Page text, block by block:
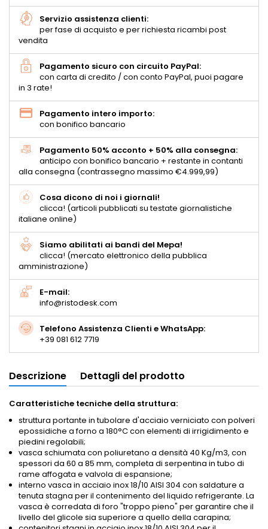
Servizio assistenza clienti:
per fase di acquisto e per richiesta ricambi post
vendita
Pagamento sicuro con circuito PayPal:
con carta di credito / con conto PayPal, puoi pagare
in 3 rate!
Pagamento intero importo:
con bonifico bancario
Pagamento 50% acconto + 50% alla consegna:
anticipo con bonifico bancario + restante in contanti
alla consegna (contrassegno massimo €4.999,99)
Cosa dicono di noi i giornali!
clicca! (articoli pubblicati su testate giornalistiche
italiane online)
Siamo abilitati ai bandi del Mepa!
clicca! (mercato elettronico della pubblica
amministrazione)
E-mail:
info@ristodesk.com
Telefono Assistenza Clienti e WhatsApp:
+39 081 612 7719
Descrizione Dettagli del prodotto
Caratteristiche tecniche della struttura:
struttura portante in tubolare d'acciaio verniciato con polveri
epossidiche a forno a 180°C con elementi di irrigidimento e
piedini regolabili;
vasca schiumata con poliuretano a densità 40 Kg/m3, con
spessori da 60 a 85 mm, completa di serpentina in tubo di
rame affogata e valvola di espansione;
interno vasca in acciaio inox 18/10 AISI 304 con saldature a
tenuta stagna per il contenimento del liquido refrigerante. La
vasca è corredata di foro "troppo pieno" per garantire che il
livello del glicole sia superiore a quello della carapina;